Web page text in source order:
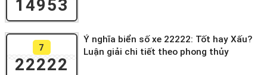
14953
7
22222
Ý nghĩa biển số xe 22222: Tốt hay Xấu?
Luận giải chi tiết theo phong thủy